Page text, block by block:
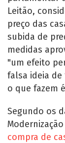
Leitão,
preço das
subida de
medidas
"um efeito
falsa ideia de
o que fazem
Segundo os
Modernização
compra de